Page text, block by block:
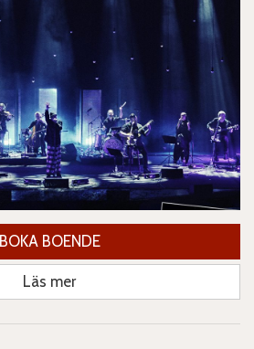
BOKA BOENDE
Läs mer